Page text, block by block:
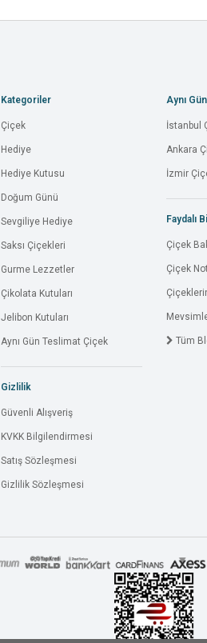
Kategoriler
Çiçek
Hediye
Hediye Kutusu
Doğum Günü
Sevgiliye Hediye
Saksı Çiçekleri
Gurme Lezzetler
Çikolata Kutuları
Jelibon Kutuları
Aynı Gün Teslimat Çiçek
Gizlilik
Güvenli Alışveriş
KVKK Bilgilendirmesi
Satış Sözleşmesi
Gizlilik Sözleşmesi
Aynı
İstanbul
Ankara
İzmir
Faydalı
Çiçek
Çiçek
Tüm